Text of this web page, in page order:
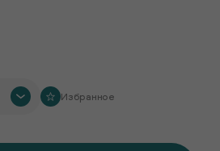
Избранное